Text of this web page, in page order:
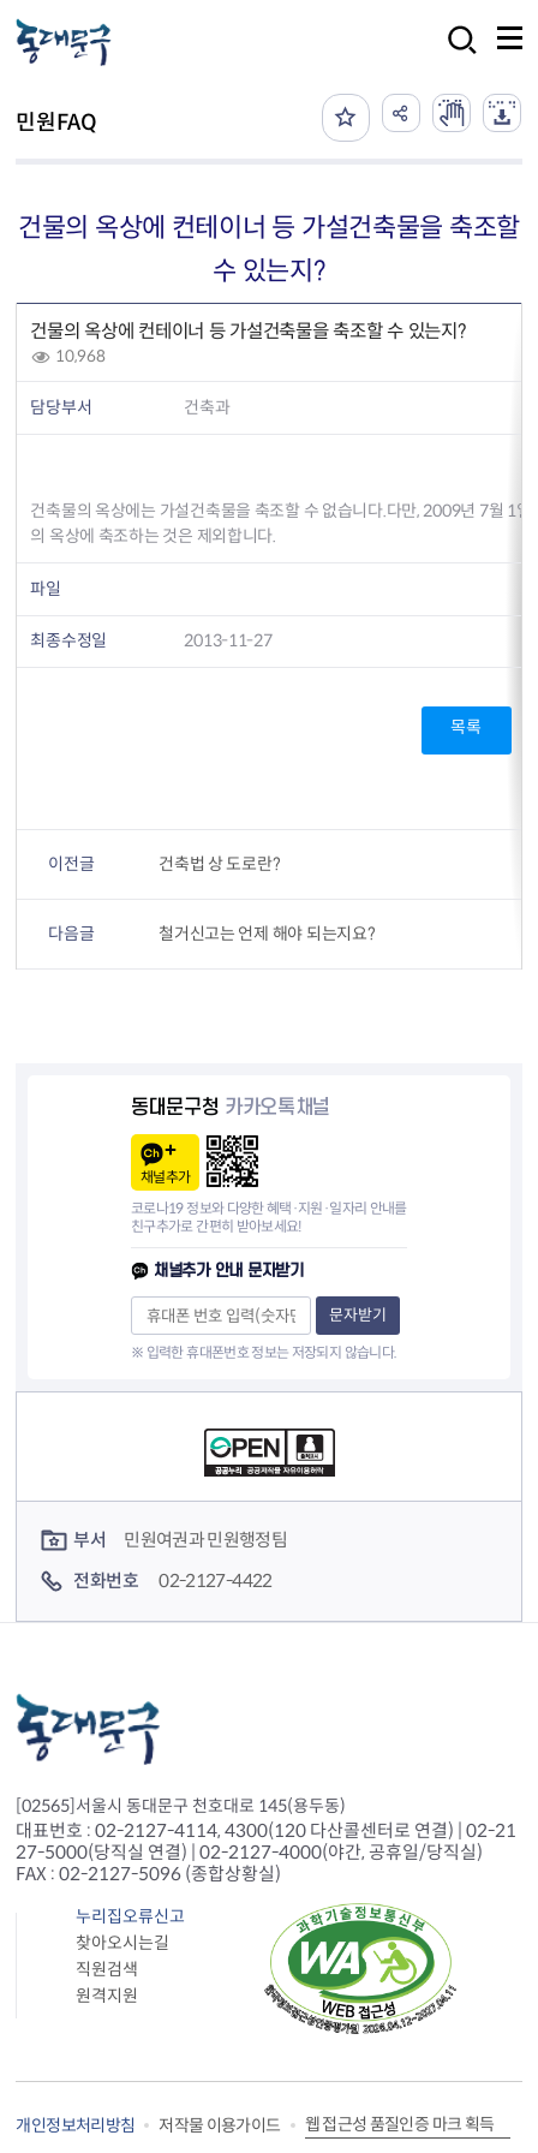
민원FAQ
건물의 옥상에 컨테이너 등 가설건축물을 축조할
수 있는지?
건물의 옥상에 컨테이너 등 가설건축물을 축조할 수 있는지?
10,968
담당부서 건축과
건축물의 옥상에는 가설건축물을 축조할 수 없습니다.다만, 2009년 7월 1
의 옥상에 축조하는 것은 제외합니다.
파일
최종수정일 2013-11-27
목록
이전글 건축법 상 도로란?
다음글 철거신고는 언제 해야 되는지요?
동대문구청 카카오톡채널
채널추가
코로나19 정보와 다양한 혜택·지원·일자리 안내를
친구추가로 간편히 받아보세요!
채널추가 안내 문자받기
문자받기
※ 입력한 휴대폰번호 정보는 저장되지 않습니다.
부서
민원여권과 민원행정팀
전화번호
02-2127-4422
[02565]서울시 동대문구 천호대로 145(용두동)
대표번호 : 02-2127-4114, 4300(120 다산콜센터로 연결) | 02-21
27-5000(당직실 연결) | 02-2127-4000(야간, 공휴일/당직실)
FAX : 02-2127-5096 (종합상황실)
누리집오류신고
찾아오시는길
직원검색
원격지원
개인정보처리방침 저작물 이용가이드 웹 접근성 품질인증 마크 획득